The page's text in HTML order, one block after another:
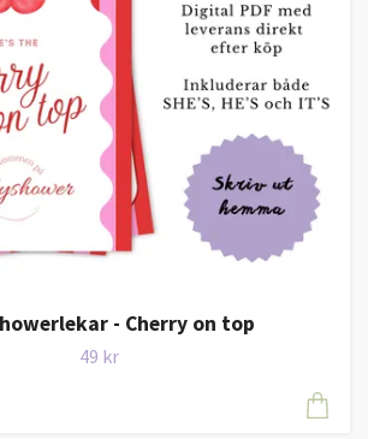
- Cherry on top
49 kr